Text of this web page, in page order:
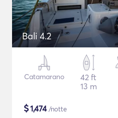
Bali 4.2
Catamarano
42 ft
13 m
$1,474/notte